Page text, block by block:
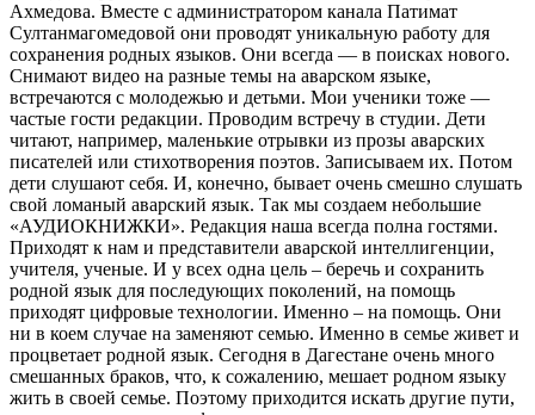
Ахмедова. Вместе с администратором канала Патимат
Султанмагомедовой они проводят уникальную работу для
сохранения родных языков. Они всегда — в поисках нового.
Снимают видео на разные темы на аварском языке,
встречаются с молодежью и детьми. Мои ученики тоже —
частые гости редакции. Проводим встречу в студии. Дети
читают, например, маленькие отрывки из прозы аварских
писателей или стихотворения поэтов. Записываем их. Потом
дети слушают себя. И, конечно, бывает очень смешно слушать
свой ломаный аварский язык. Так мы создаем небольшие
«АУДИОКНИЖКИ». Редакция наша всегда полна гостями.
Приходят к нам и представители аварской интеллигенции,
учителя, ученые. И у всех одна цель – беречь и сохранить
родной язык для последующих поколений, на помощь
приходят цифровые технологии. Именно – на помощь. Они
ни в коем случае на заменяют семью. Именно в семье живет и
процветает родной язык. Сегодня в Дагестане очень много
смешанных браков, что, к сожалению, мешает родном языку
жить в своей семье. Поэтому приходится искать другие пути,